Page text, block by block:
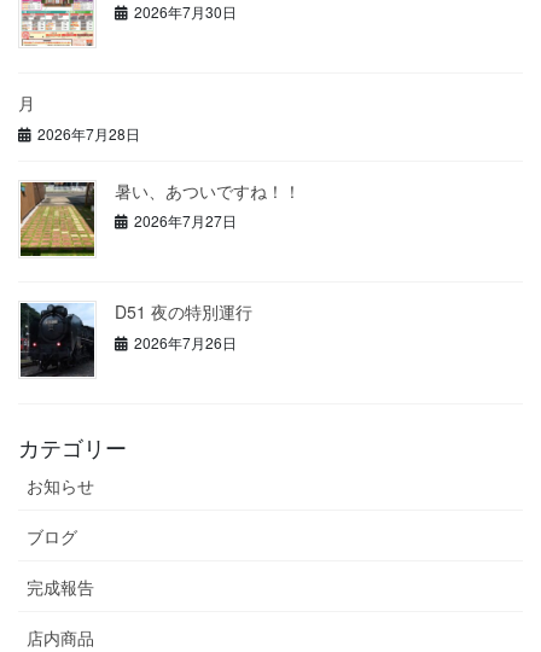
2026年7月30日
月
2026年7月28日
暑い、あついですね！！
2026年7月27日
D51 夜の特別運行
2026年7月26日
カテゴリー
お知らせ
ブログ
完成報告
店内商品